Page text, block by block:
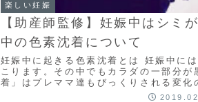
楽しい妊娠
【助産師監修】妊娠中はシミ
中の色素沈着について
妊娠中に起きる色素沈着とは 妊娠中に
こります。その中でもカラダの一部分が
着」はプレママ達もびっくりされる変化
色素沈着、どういう所に起こるのかと